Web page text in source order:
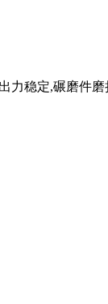
稳定,碾磨件